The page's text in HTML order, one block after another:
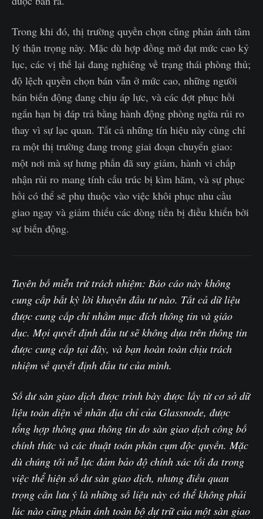
Trong khi đó, thị trường quyền chọn cũng phản ánh tâm
lý thận trọng này. Mặc dù hợp đồng mở đạt mức cao kỷ
lục, các vị thế lại đang nghiêng về trạng thái phòng thủ;
độ lệch quyền chọn bán vẫn ở mức cao, những người
bán biến động đang chịu áp lực, và các đợt phục hồi
ngắn hạn bị đáp trả bằng hành động phòng ngừa rủi ro
thay vì sự lạc quan. Tất cả những tín hiệu này cùng chỉ
ra một thị trường đang trong giai đoạn chuyển giao:
một nơi mà sự hưng phấn đã suy giảm, hành vi chấp
nhận rủi ro mang tính cấu trúc bị kìm hãm, và sự phục
hồi có thể sẽ phụ thuộc vào việc khôi phục nhu cầu
giao ngay và giảm thiểu các dòng tiền bị điều khiển bởi
sự biến động.
Tuyên bố miễn trừ trách nhiệm: Báo cáo này không
cung cấp bất kỳ lời khuyên đầu tư nào. Tất cả dữ liệu
được cung cấp chỉ nhằm mục đích thông tin và giáo
dục. Mọi quyết định đầu tư sẽ không dựa trên thông tin
được cung cấp tại đây, và bạn hoàn toàn chịu trách
nhiệm về quyết định đầu tư của mình.
Số dư sàn giao dịch được trình bày được lấy từ cơ sở dữ
liệu toàn diện về nhãn địa chỉ của Glassnode, được
tổng hợp thông qua thông tin do sàn giao dịch công bố
chính thức và các thuật toán phân cụm độc quyền. Mặc
dù chúng tôi nỗ lực đảm bảo độ chính xác tối đa trong
việc thể hiện số dư sàn giao dịch, nhưng điều quan
trọng cần lưu ý là những số liệu này có thể không phải
lúc nào cũng phản ánh toàn bộ dự trữ của một sàn giao